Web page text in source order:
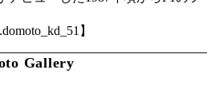
】
Gallery